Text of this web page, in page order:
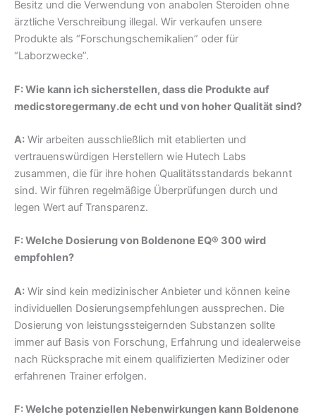
Besitz und die Verwendung von anabolen Steroiden ohne
ärztliche Verschreibung illegal. Wir verkaufen unsere
Produkte als “Forschungschemikalien” oder für
“Laborzwecke”.
F: Wie kann ich sicherstellen, dass die Produkte auf
medicstoregermany.de echt und von hoher Qualität sind?
A: Wir arbeiten ausschließlich mit etablierten und
vertrauenswürdigen Herstellern wie Hutech Labs
zusammen, die für ihre hohen Qualitätsstandards bekannt
sind. Wir führen regelmäßige Überprüfungen durch und
legen Wert auf Transparenz.
F: Welche Dosierung von Boldenone EQ® 300 wird
empfohlen?
A: Wir sind kein medizinischer Anbieter und können keine
individuellen Dosierungsempfehlungen aussprechen. Die
Dosierung von leistungssteigernden Substanzen sollte
immer auf Basis von Forschung, Erfahrung und idealerweise
nach Rücksprache mit einem qualifizierten Mediziner oder
erfahrenen Trainer erfolgen.
F: Welche potenziellen Nebenwirkungen kann Boldenone